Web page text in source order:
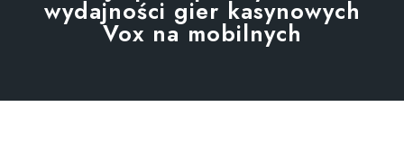
wydajności gier kasynowych
Vox na mobilnych